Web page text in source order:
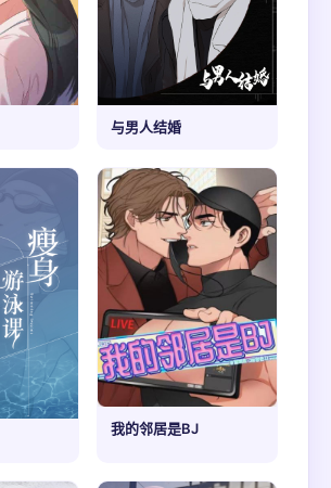
与男人结婚
我的邻居是BJ